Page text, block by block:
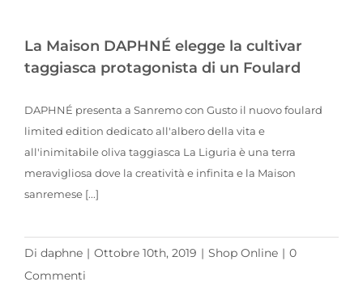
La Maison DAPHNÉ elegge la cultivar
taggiasca protagonista di un Foulard
DAPHNÉ presenta a Sanremo con Gusto il nuovo foulard
limited edition dedicato all'albero della vita e
all'inimitabile oliva taggiasca La Liguria è una terra
meravigliosa dove la creatività e infinita e la Maison
sanremese [...]
Di daphne | Ottobre 10th, 2019 | Shop Online | 0
Commenti